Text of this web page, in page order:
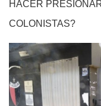
HACER
COLONISTAS?